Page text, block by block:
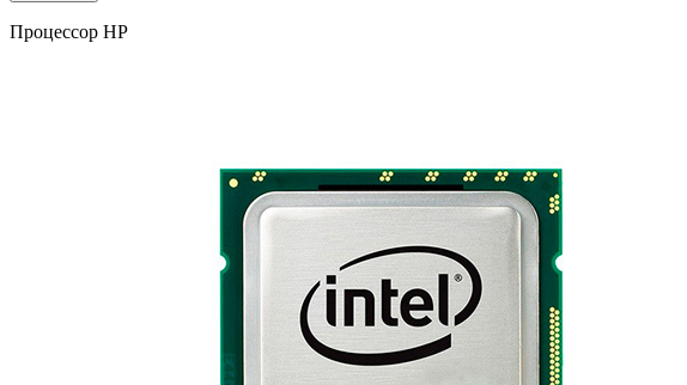
Процессор HP